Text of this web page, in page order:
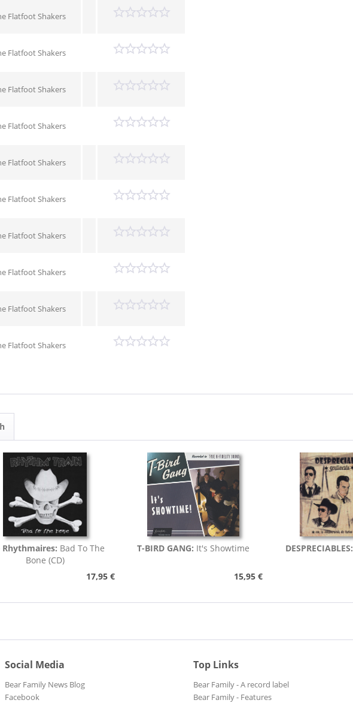
Flatfoot Shakers
Flatfoot Shakers
Flatfoot Shakers
Flatfoot Shakers
Flatfoot Shakers
Flatfoot Shakers
Flatfoot Shakers
Flatfoot Shakers
Flatfoot Shakers
Flatfoot Shakers
Rhythmaires: Bad To The
Bone (CD)
17,95 €
T-BIRD GANG: It's Showtime
15,95 €
DESPRECIABLES:
Social Media
Bear Family News Blog
Facebook
Top Links
Bear Family - A record label
Bear Family - Features